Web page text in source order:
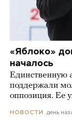
«Яблоко»
началось
Единственную
поддержали
оппозиция. Ее
НОВОСТИ день